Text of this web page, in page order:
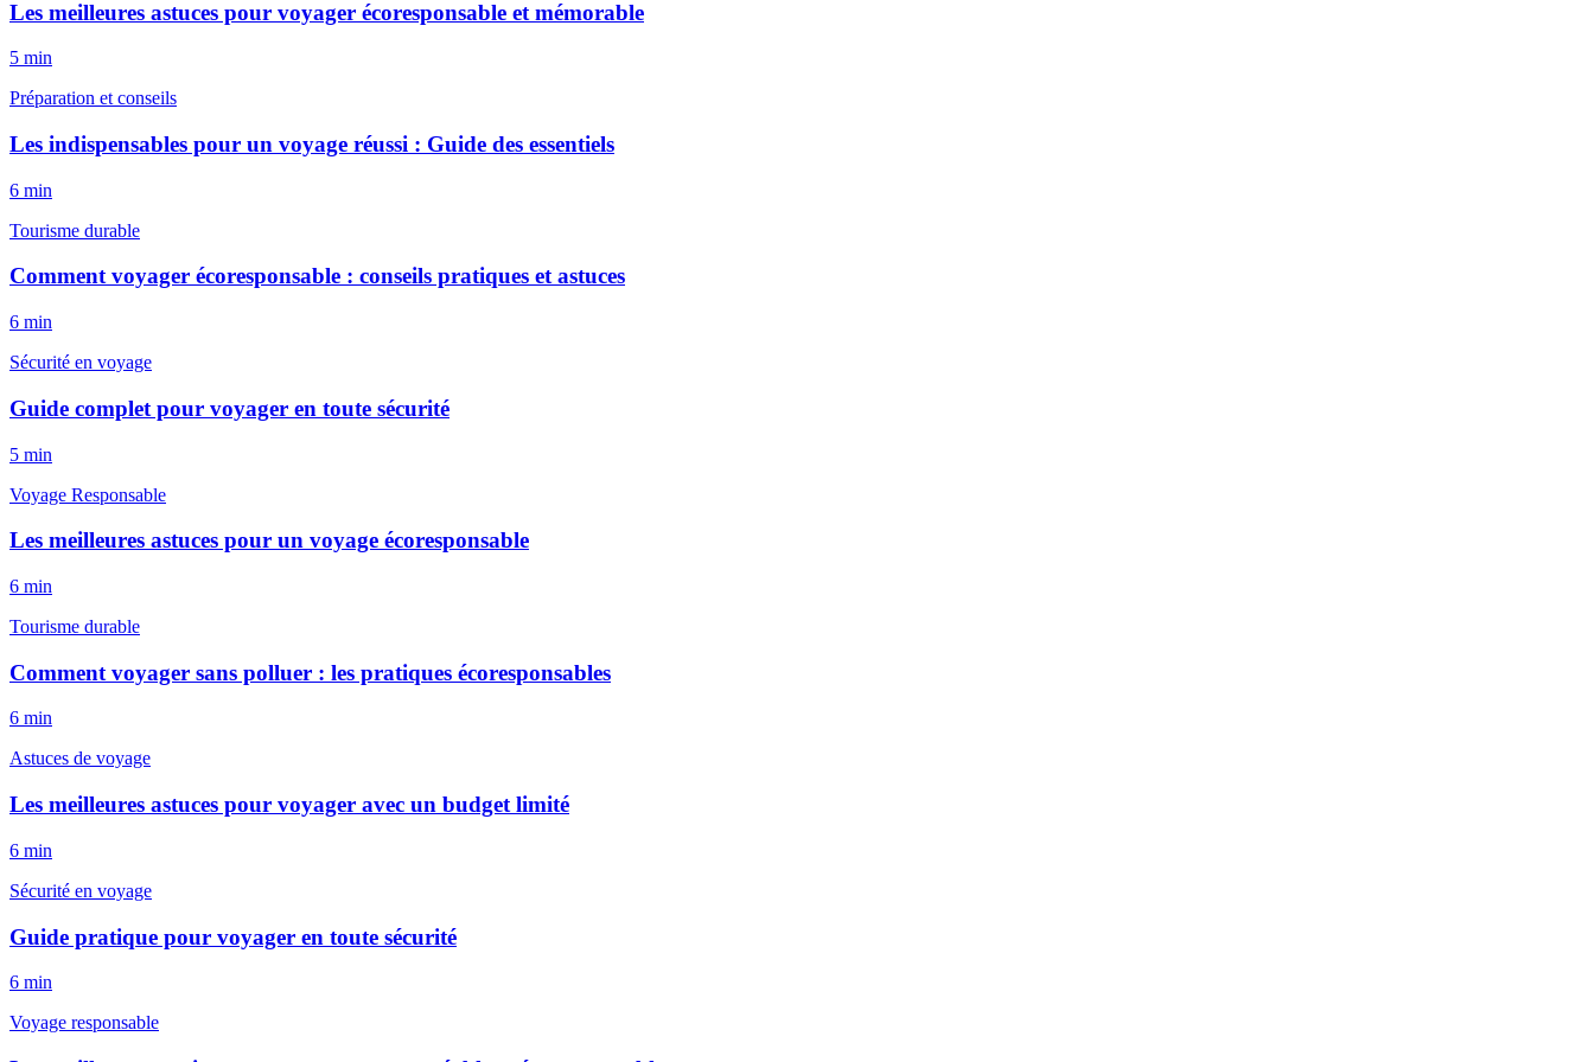
Les meilleures astuces pour voyager écoresponsable et mémorable
5 min
Préparation et conseils
Les indispensables pour un voyage réussi : Guide des essentiels
6 min
Tourisme durable
Comment voyager écoresponsable : conseils pratiques et astuces
6 min
Sécurité en voyage
Guide complet pour voyager en toute sécurité
5 min
Voyage Responsable
Les meilleures astuces pour un voyage écoresponsable
6 min
Tourisme durable
Comment voyager sans polluer : les pratiques écoresponsables
6 min
Astuces de voyage
Les meilleures astuces pour voyager avec un budget limité
6 min
Sécurité en voyage
Guide pratique pour voyager en toute sécurité
6 min
Voyage responsable